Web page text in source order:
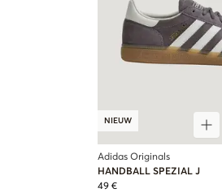
NIEUW
Adidas Originals
HANDBALL SPEZIAL J
49 €